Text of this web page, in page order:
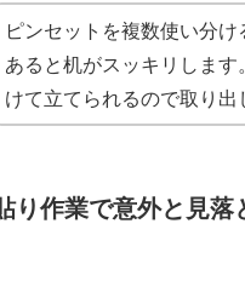
ピンセットを複数使い分
あると机がスッキリします
けて立てられるので取り出
り作業で意外と見落